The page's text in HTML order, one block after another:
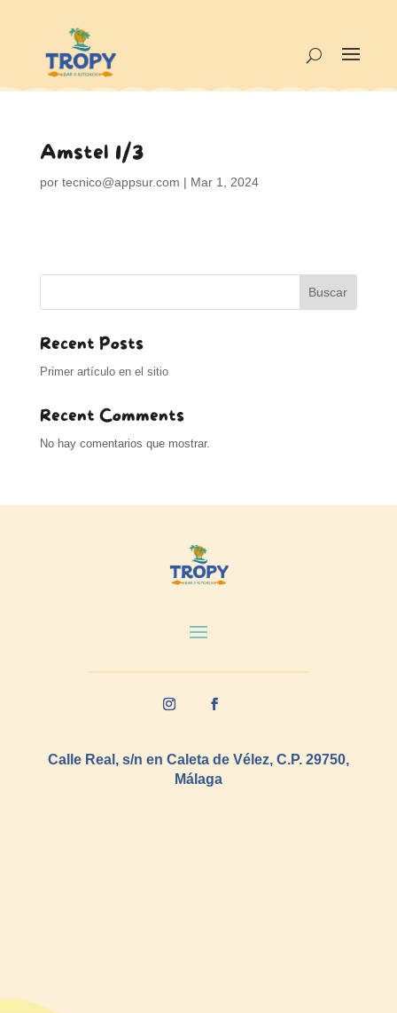
Amstel 1/3
por tecnico@appsur.com | Mar 1, 2024
Buscar
Recent Posts
Primer artículo en el sitio
Recent Comments
No hay comentarios que mostrar.
Calle Real, s/n en Caleta de Vélez, C.P. 29750,
Málaga